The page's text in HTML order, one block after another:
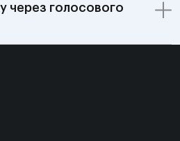
через голосового